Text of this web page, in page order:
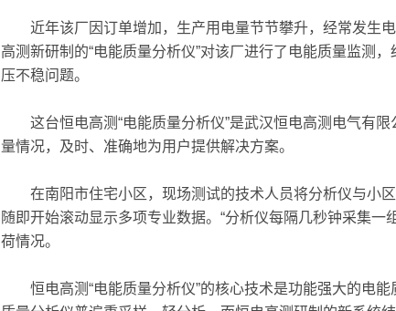
近年该厂因订单增加，生产用电量节节攀升，经常发生
高测新研制的“电能质量分析仪”对该厂进行了电能质量监测
压不稳问题。
这台恒电高测“电能质量分析仪”是武汉恒电高测电气有限
量情况，及时、准确地为用户提供解决方案。
在南阳市住宅小区，现场测试的技术人员将分析仪与小
随即开始滚动显示多项专业数据。“分析仪每隔几秒钟采集
荷情况。
恒电高测“电能质量分析仪”的核心技术是功能强大的电能